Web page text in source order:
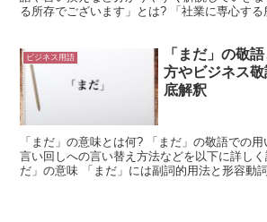
る所存でございます」とは? 「社業に専心する
ビジネス用語
「まだ」の敬
方やビジネス
底解釈
「まだ」の意味とは何? 「まだ」の敬語での
言い回しへの言い替え方法などを以下に詳し
だ」の意味 「まだ」には副詞的用法と形容動